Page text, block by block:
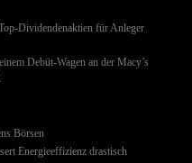
Dividendenaktien für Anleger
Debüt-Wagen an der Macy’s
Börsen
Energieeffizienz drastisch